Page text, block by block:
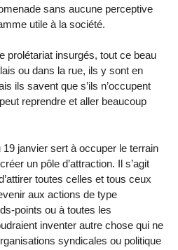
sans aucune perceptive
utile à la société.
prolétariat insurgés, tout ce beau
ou dans la rue, ils y sont en
ils savent que s’ils n’occupent
reprendre et aller beaucoup
janvier sert à occuper le terrain
un pôle d’attraction. Il s’agit
toutes celles et tous ceux
aux actions de type
points ou à toutes les
inventer autre chose qui ne
syndicales ou politique